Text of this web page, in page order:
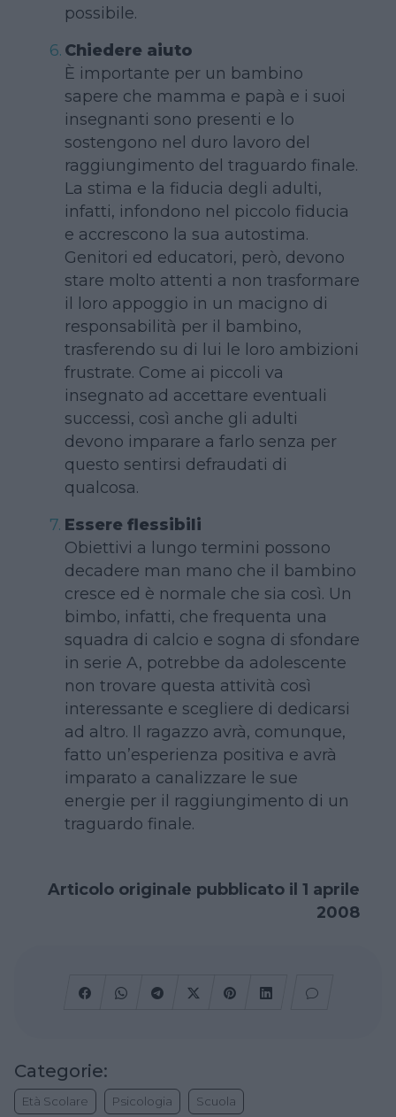
possibile.
Chiedere aiuto
È importante per un bambino
sapere che mamma e papà e i suoi
insegnanti sono presenti e lo
sostengono nel duro lavoro del
raggiungimento del traguardo finale.
La stima e la fiducia degli adulti,
infatti, infondono nel piccolo fiducia
e accrescono la sua autostima.
Genitori ed educatori, però, devono
stare molto attenti a non trasformare
il loro appoggio in un macigno di
responsabilità per il bambino,
trasferendo su di lui le loro ambizioni
frustrate. Come ai piccoli va
insegnato ad accettare eventuali
successi, così anche gli adulti
devono imparare a farlo senza per
questo sentirsi defraudati di
qualcosa.
Essere flessibili
Obiettivi a lungo termini possono
decadere man mano che il bambino
cresce ed è normale che sia così. Un
bimbo, infatti, che frequenta una
squadra di calcio e sogna di sfondare
in serie A, potrebbe da adolescente
non trovare questa attività così
interessante e scegliere di dedicarsi
ad altro. Il ragazzo avrà, comunque,
fatto un’esperienza positiva e avrà
imparato a canalizzare le sue
energie per il raggiungimento di un
traguardo finale.
Articolo originale pubblicato il 1 aprile
2008
Categorie:
Età Scolare Psicologia Scuola